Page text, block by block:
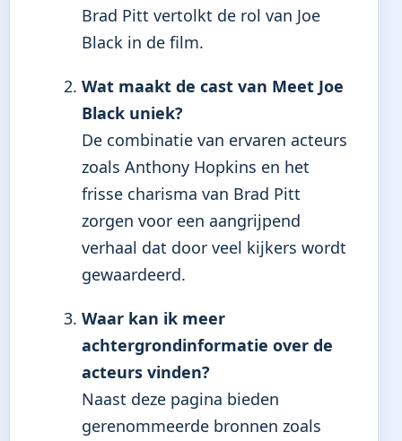
Brad Pitt vertolkt de rol van Joe
Black in de film.
Wat maakt de cast van Meet Joe
Black uniek?
De combinatie van ervaren acteurs
zoals Anthony Hopkins en het
frisse charisma van Brad Pitt
zorgen voor een aangrijpend
verhaal dat door veel kijkers wordt
gewaardeerd.
Waar kan ik meer
achtergrondinformatie over de
acteurs vinden?
Naast deze pagina bieden
gerenommeerde bronnen zoals